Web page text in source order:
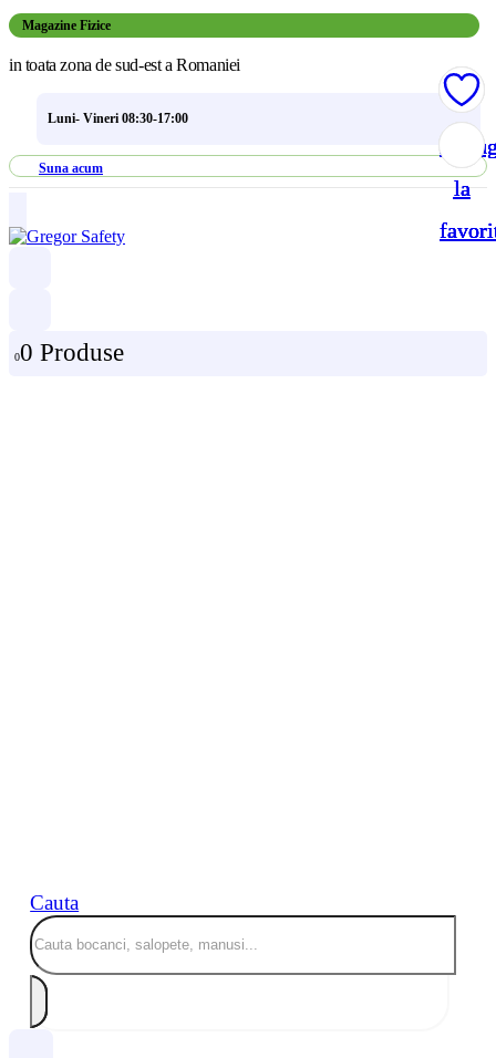
Magazine Fizice
in toata zona de sud-est a Romaniei
Luni- Vineri 08:30-17:00
Suna acum
00 Produse
Cauta
la
la
la
la